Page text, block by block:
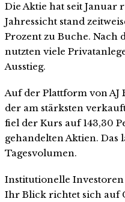
Die Aktie hat seit Januar
Jahressicht stand
Prozent zu Buche. Nach
nutzten viele
Ausstieg.
Auf der Plattform von AJ
der am stärksten
fiel der Kurs auf 143,30
gehandelten Aktien. Das
Tagesvolumen.
Institutionelle
Ihr Blick richtet sich auf